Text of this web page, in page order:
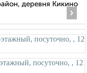
деревня Кикино
›